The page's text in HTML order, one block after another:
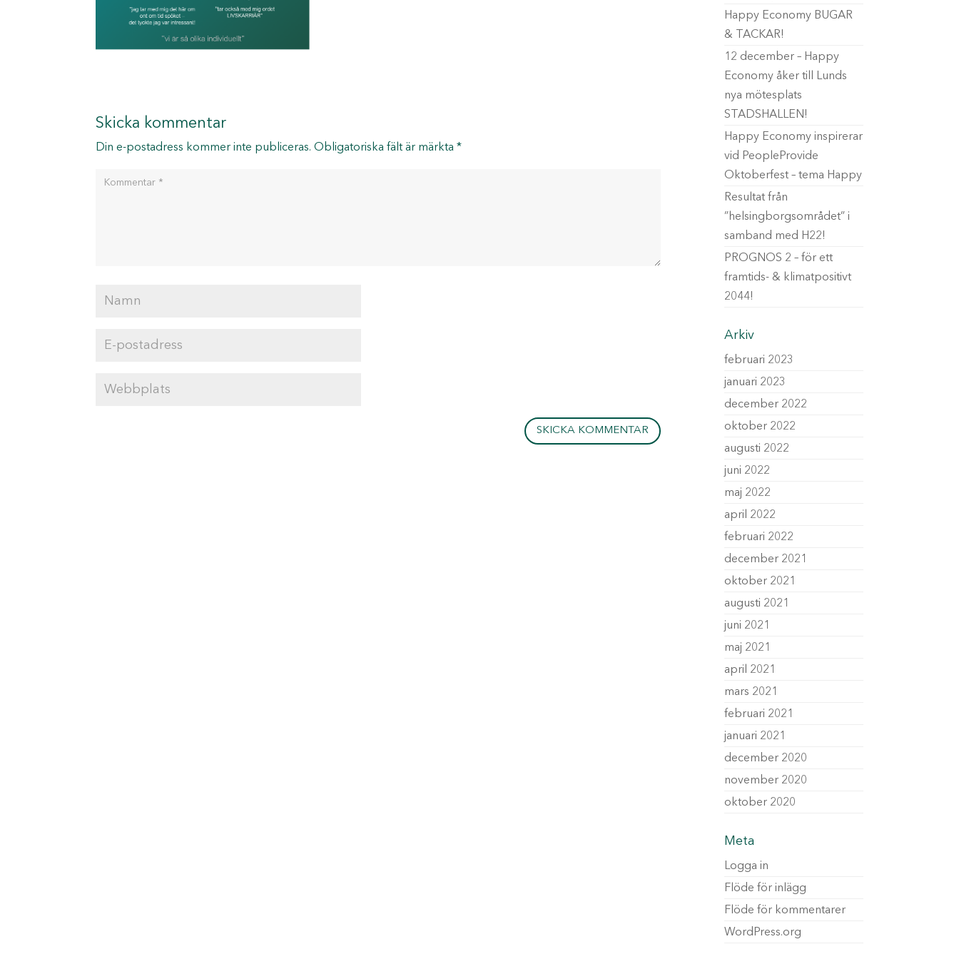
Skicka kommentar
Din e-postadress kommer inte publiceras. Obligatoriska fält är märkta*
Happy Economy BUGAR
& TACKAR!
12 december – Happy
Economy åker till Lunds
nya mötesplats
STADSHALLEN!
Happy Economy inspirerar
vid PeopleProvide
Oktoberfest – tema Happy
Resultat från
”helsingborgsområdet” i
samband med H22!
PROGNOS 2 – för ett
framtids- & klimatpositivt
2044!
Arkiv
februari 2023
januari 2023
december 2022
oktober 2022
augusti 2022
juni 2022
maj 2022
april 2022
februari 2022
december 2021
oktober 2021
augusti 2021
juni 2021
maj 2021
april 2021
mars 2021
februari 2021
januari 2021
december 2020
november 2020
oktober 2020
Meta
Logga in
Flöde för inlägg
Flöde för kommentarer
WordPress.org